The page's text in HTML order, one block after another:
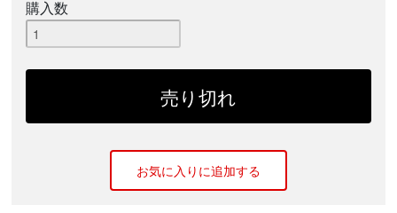
購入数
お気に入りに追加する